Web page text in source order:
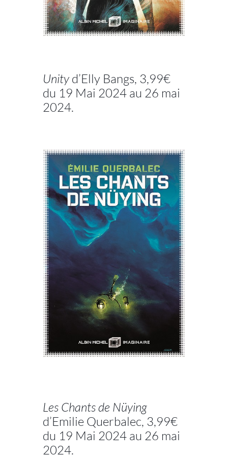
Unity d’Elly Bangs, 3,99€
du 19 Mai 2024 au 26 mai
2024.
Les Chants de Nüying
d’Emilie Querbalec, 3,99€
du 19 Mai 2024 au 26 mai
2024.